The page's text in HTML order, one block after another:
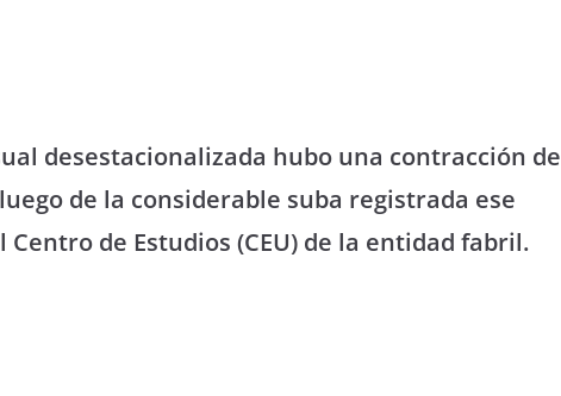
desestacionalizada hubo una contracción de
de la considerable suba registrada ese
de Estudios (CEU) de la entidad fabril.